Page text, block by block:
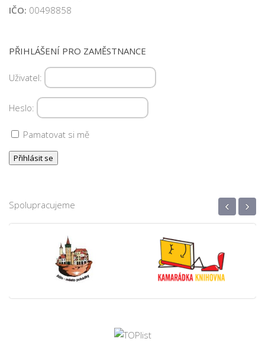
IČO: 00498858
PŘIHLÁŠENÍ PRO ZAMĚSTNANCE
Uživatel:
Heslo:
Pamatovat si mě
Spolupracujeme ‹ ›